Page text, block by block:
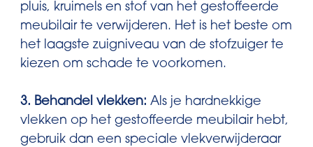
pluis, kruimels en stof van het gestoffeerde
meubilair te verwijderen. Het is het beste om
het laagste zuigniveau van de stofzuiger te
kiezen om schade te voorkomen.
3. Behandel vlekken: Als je hardnekkige
vlekken op het gestoffeerde meubilair hebt,
gebruik dan een speciale vlekverwijderaar